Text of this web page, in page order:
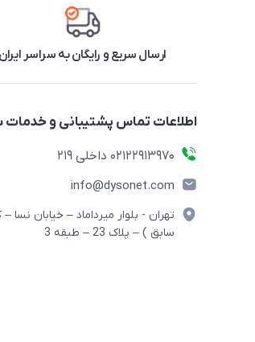
ارسال سریع و رایگان به سراسر ایران
اطلاعات تماس پشتیبانی و
02122913970 داخلی 219
info@dysonet.com
تهران - بلوار میرداماد – خیابان نسا
سابق ) – پلاک 23 – طبقه 3